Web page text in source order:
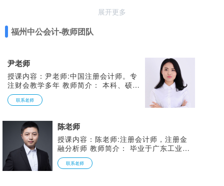
展开更多
福州中公会计-教师团队
尹老师
授课内容：尹老师:中国注册会计师。专
注财会教学多年 教师简介： 本科、硕士
均为会计学专业，北京兴华会计师事务
所、天津中审联会计师事务所工作经历，
调研与后期改革跟进。天房资金中心项目
调研与筹建，熟知企业财务流程与企业规
划。 授课风格： 语言风趣幽默，授课条
理清晰，讲解深入浅出，善于运用简单实
例讲解深奥的理论知识，重难点在实例中
轻松化解，深受好评。
联系老师
陈老师
授课内容：陈老师:注册会计师，注册金
融分析师 教师简介： 毕业于广东工业大
学，硕士研究生，曾任职于四大会计师事
务所、大型五百强公司财务负责人，后专
联系老师